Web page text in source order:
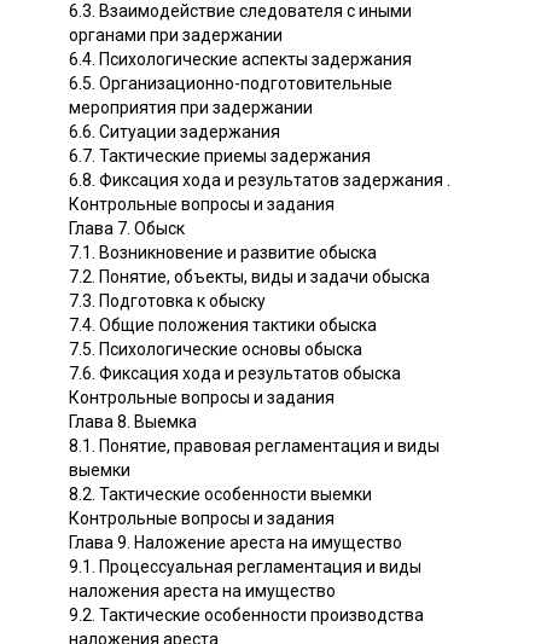
6.3. Взаимодействие следователя с иными
органами при задержании
6.4. Психологические аспекты задержания
6.5. Организационно-подготовительные
мероприятия при задержании
6.6. Ситуации задержания
6.7. Тактические приемы задержания
6.8. Фиксация хода и результатов задержания .
Контрольные вопросы и задания
Глава 7. Обыск
7.1. Возникновение и развитие обыска
7.2. Понятие, объекты, виды и задачи обыска
7.3. Подготовка к обыску
7.4. Общие положения тактики обыска
7.5. Психологические основы обыска
7.6. Фиксация хода и результатов обыска
Контрольные вопросы и задания
Глава 8. Выемка
8.1. Понятие, правовая регламентация и виды
выемки
8.2. Тактические особенности выемки
Контрольные вопросы и задания
Глава 9. Наложение ареста на имущество
9.1. Процессуальная регламентация и виды
наложения ареста на имущество
9.2. Тактические особенности производства
наложения ареста